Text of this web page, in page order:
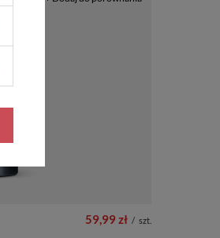
59,99 zł / szt.